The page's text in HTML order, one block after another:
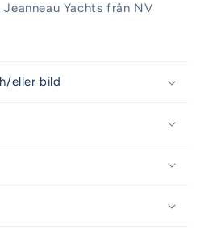
Yachts från NV
eller bild